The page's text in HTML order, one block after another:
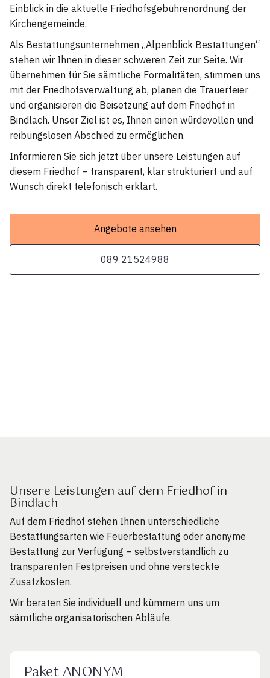
Einblick in die aktuelle Friedhofsgebührenordnung der
Kirchengemeinde.
Als Bestattungsunternehmen „Alpenblick Bestattungen“
stehen wir Ihnen in dieser schweren Zeit zur Seite. Wir
übernehmen für Sie sämtliche Formalitäten, stimmen uns
mit der Friedhofsverwaltung ab, planen die Trauerfeier
und organisieren die Beisetzung auf dem Friedhof in
Bindlach. Unser Ziel ist es, Ihnen einen würdevollen und
reibungslosen Abschied zu ermöglichen.
Informieren Sie sich jetzt über unsere Leistungen auf
diesem Friedhof – transparent, klar strukturiert und auf
Wunsch direkt telefonisch erklärt.
Angebote ansehen
089 21524988
Unsere Leistungen auf dem Friedhof in
Bindlach
Auf dem Friedhof stehen Ihnen unterschiedliche
Bestattungsarten wie Feuerbestattung oder anonyme
Bestattung zur Verfügung – selbstverständlich zu
transparenten Festpreisen und ohne versteckte
Zusatzkosten.
Wir beraten Sie individuell und kümmern uns um
sämtliche organisatorischen Abläufe.
Paket ANONYM